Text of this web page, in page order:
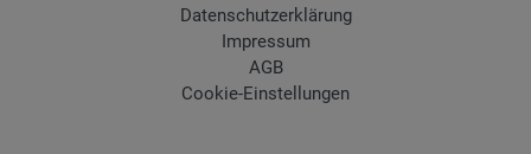
Datenschutzerklärung
Impressum
AGB
Cookie-Einstellungen